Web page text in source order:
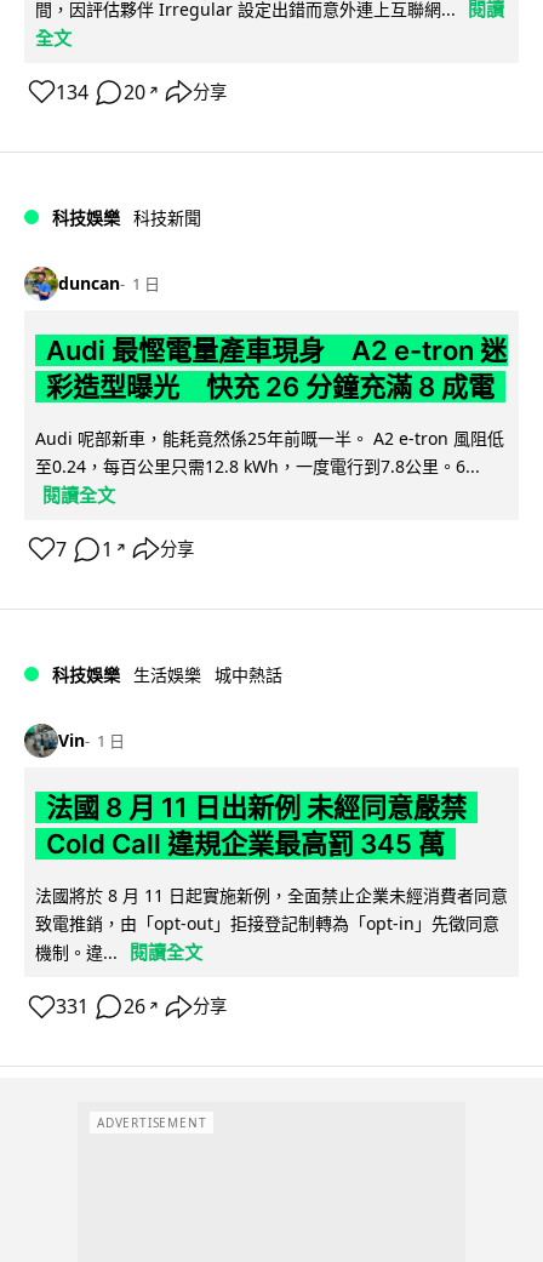
間，因評估夥伴 Irregular 設定出錯而意外連上互聯網...
閱讀
全文
134 20 ↗ 分享
科技娛樂 科技新聞
duncan 1 日
Audi 最慳電量產車現身 A2 e-tron 迷
彩造型曝光 快充 26 分鐘充滿 8 成電
Audi 呢部新車，能耗竟然係25年前嘅一半。 A2 e-tron 風阻低
至0.24，每百公里只需12.8 kWh，一度電行到7.8公里。6...
閱讀全文
7 1 ↗ 分享
科技娛樂 生活娛樂 城中熱話
Vin 1 日
法國 8 月 11 日出新例 未經同意嚴禁
Cold Call 違規企業最高罰 345 萬
法國將於 8 月 11 日起實施新例，全面禁止企業未經消費者同意
致電推銷，由「opt-out」拒接登記制轉為「opt-in」先徵同意
機制。違...
閱讀全文
331 26 ↗ 分享
ADVERTISEMENT